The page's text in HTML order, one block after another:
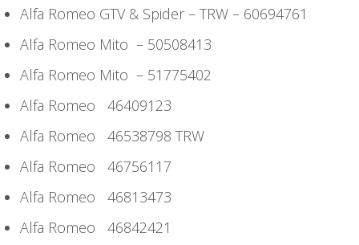
Alfa Romeo GTV & Spider – TRW – 60694761
Alfa Romeo Mito – 50508413
Alfa Romeo Mito – 51775402
Alfa Romeo 46409123
Alfa Romeo 46538798 TRW
Alfa Romeo 46756117
Alfa Romeo 46813473
Alfa Romeo 46842421